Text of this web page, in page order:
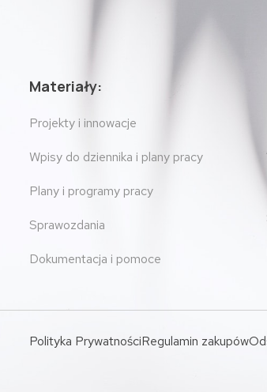
Materiały:
Projekty i innowacje
Wpisy do dziennika i plany pracy
Plany i programy pracy
Sprawozdania
Dokumentacja i pomoce
Polityka PrywatnościRegulamin zakupów